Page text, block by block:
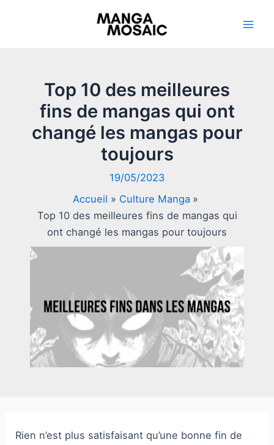
Top 10 des meilleures
fins de mangas qui ont
changé les mangas pour
toujours
19/05/2023
Accueil
Culture Manga
Top 10 des meilleures fins de mangas qui
ont changé les mangas pour toujours
Rien n’est plus satisfaisant qu’une bonne fin de